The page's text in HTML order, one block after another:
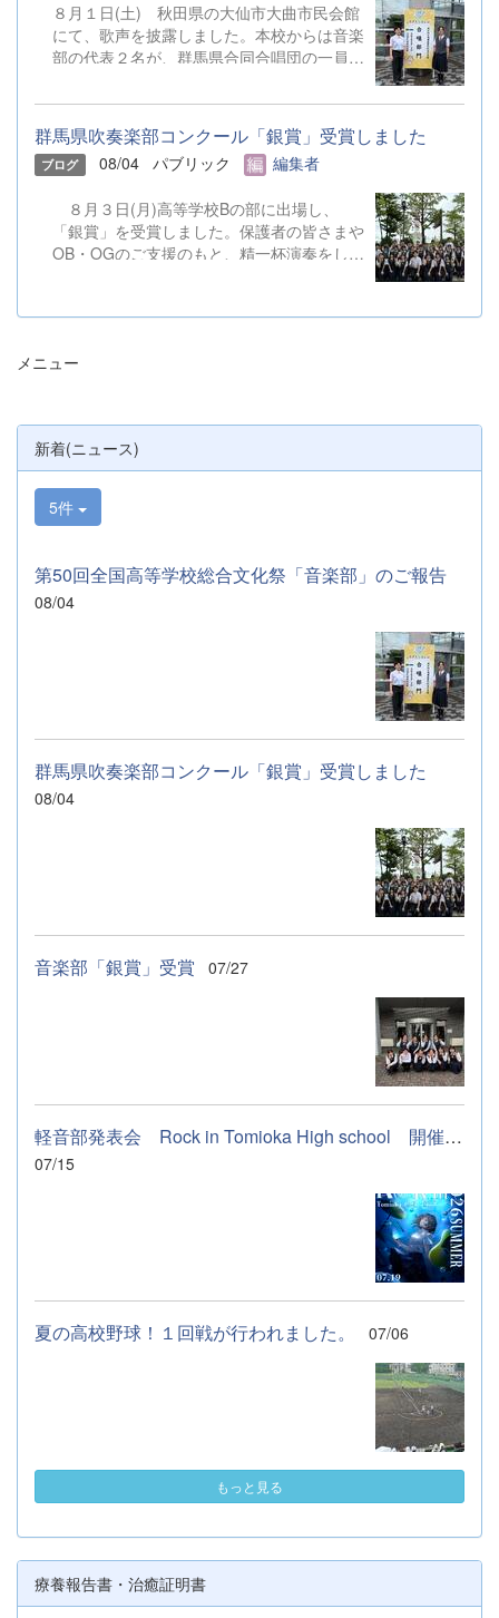
８月１日(土) 秋田県の大仙市大曲市民会館
にて、歌声を披露しました。本校からは音楽
部の代表２名が、群馬県合同合唱団の一員と
群馬県吹奏楽部コンクール「銀賞」受賞しました
ブログ 08/04 パブリック 編集者
８月３日(月)高等学校Bの部に出場し、
「銀賞」を受賞しました。保護者の皆さまや
OB・OGのご支援のもと、精一杯演奏をして
は、ソロやアンサンブルのコンテストに向け
願いいたします。 &nbsp; &nbsp; &nbsp;
メニュー
新着(ニュース)
5件
第50回全国高等学校総合文化祭「音楽部」のご報告
08/04
群馬県吹奏楽部コンクール「銀賞」受賞しました
08/04
音楽部「銀賞」受賞 07/27
軽音部発表会 Rock in Tomioka High school 開催します
07/15
夏の高校野球！１回戦が行われました。 07/06
もっと見る
療養報告書・治癒証明書